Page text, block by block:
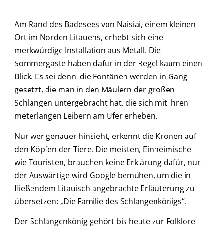
Am Rand des Badesees von Naisiai, einem kleinen
Ort im Norden Litauens, erhebt sich eine
merkwürdige Installation aus Metall. Die
Sommergäste haben dafür in der Regel kaum einen
Blick. Es sei denn, die Fontänen werden in Gang
gesetzt, die man in den Mäulern der großen
Schlangen untergebracht hat, die sich mit ihren
meterlangen Leibern am Ufer erheben.
Nur wer genauer hinsieht, erkennt die Kronen auf
den Köpfen der Tiere. Die meisten, Einheimische
wie Touristen, brauchen keine Erklärung dafür, nur
der Auswärtige wird Google bemühen, um die in
fließendem Litauisch angebrachte Erläuterung zu
übersetzen: „Die Familie des Schlangenkönigs“.
Der Schlangenkönig gehört bis heute zur Folklore